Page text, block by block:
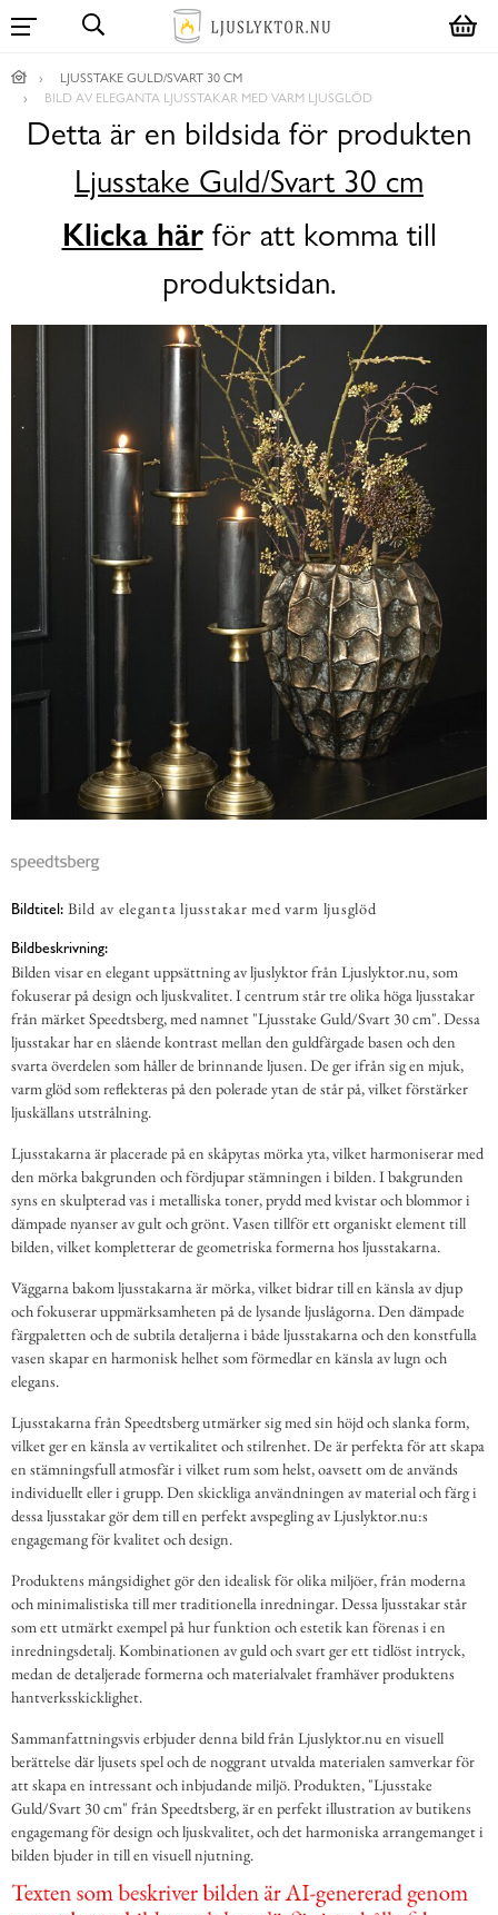
LJUSSTAKE GULD/SVART 30 CM
BILD AV ELEGANTA LJUSSTAKAR MED VARM LJUSGLÖD
Detta är en bildsida för produkten
Ljusstake Guld/Svart 30 cm
Klicka härför att komma till
produktsidan.
Bildtitel: Bild av eleganta ljusstakar med varm ljusglöd
Bildbeskrivning:
Bilden visar en elegant uppsättning av ljuslyktor från Ljuslyktor.nu, som
fokuserar på design och ljuskvalitet. I centrum står tre olika höga ljusstakar
från märket Speedtsberg, med namnet "Ljusstake Guld/Svart 30 cm". Dessa
ljusstakar har en slående kontrast mellan den guldfärgade basen och den
svarta överdelen som håller de brinnande ljusen. De ger ifrån sig en mjuk,
varm glöd som reflekteras på den polerade ytan de står på, vilket förstärker
ljuskällans utstrålning.
Ljusstakarna är placerade på en skåpytas mörka yta, vilket harmoniserar med
den mörka bakgrunden och fördjupar stämningen i bilden. I bakgrunden
syns en skulpterad vas i metalliska toner, prydd med kvistar och blommor i
dämpade nyanser av gult och grönt. Vasen tillför ett organiskt element till
bilden, vilket kompletterar de geometriska formerna hos ljusstakarna.
Väggarna bakom ljusstakarna är mörka, vilket bidrar till en känsla av djup
och fokuserar uppmärksamheten på de lysande ljuslågorna. Den dämpade
färgpaletten och de subtila detaljerna i både ljusstakarna och den konstfulla
vasen skapar en harmonisk helhet som förmedlar en känsla av lugn och
elegans.
Ljusstakarna från Speedtsberg utmärker sig med sin höjd och slanka form,
vilket ger en känsla av vertikalitet och stilrenhet. De är perfekta för att skapa
en stämningsfull atmosfär i vilket rum som helst, oavsett om de används
individuellt eller i grupp. Den skickliga användningen av material och färg i
dessa ljusstakar gör dem till en perfekt avspegling av Ljuslyktor.nu:s
engagemang för kvalitet och design.
Produktens mångsidighet gör den idealisk för olika miljöer, från moderna
och minimalistiska till mer traditionella inredningar. Dessa ljusstakar står
som ett utmärkt exempel på hur funktion och estetik kan förenas i en
inredningsdetalj. Kombinationen av guld och svart ger ett tidlöst intryck,
medan de detaljerade formerna och materialvalet framhäver produktens
hantverksskicklighet.
Sammanfattningsvis erbjuder denna bild från Ljuslyktor.nu en visuell
berättelse där ljusets spel och de noggrant utvalda materialen samverkar för
att skapa en intressant och inbjudande miljö. Produkten, "Ljusstake
Guld/Svart 30 cm" från Speedtsberg, är en perfekt illustration av butikens
engagemang för design och ljuskvalitet, och det harmoniska arrangemanget i
bilden bjuder in till en visuell njutning.